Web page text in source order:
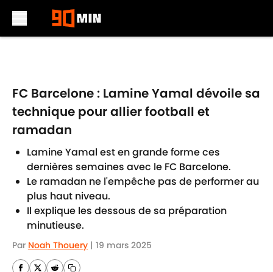
FC Barcelone : Lamine Yamal dévoile sa
technique pour allier football et
ramadan
Lamine Yamal est en grande forme ces
dernières semaines avec le FC Barcelone.
Le ramadan ne l'empêche pas de performer au
plus haut niveau.
Il explique les dessous de sa préparation
minutieuse.
Par Noah Thouery | 19 mars 2025